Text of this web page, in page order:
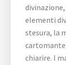
elementi
stesura, la
chiarire. I